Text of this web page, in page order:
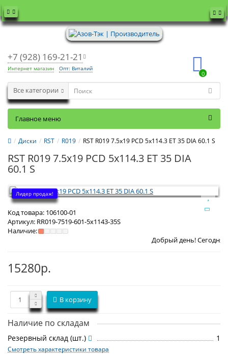
+7 (928) 169-21-21
Интернет магазин Опт: Виталий
0
Все категории
Главное меню
Диски RST R019 RST R019 7.5x19 PCD 5x114.3 ET 35 DIA 60.1 S
RST R019 7.5x19 PCD 5x114.3 ET 35 DIA
60.1 S
Лидер продаж!
Код товара: 106100-01
Артикул: RR019-7519-601-5x1143-35S
Наличие:
Добрый день! СегодняЧетверг 6
15280р.
В корзину
Наличие по складам
Резервный склад (шт.) 1
Смотреть характеристики товара